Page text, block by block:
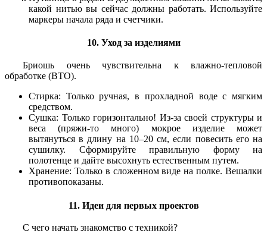
какой нитью вы сейчас должны работать. Используйте
маркеры начала ряда и счетчики.
10. Уход за изделиями
Бриошь очень чувствительна к влажно-тепловой
обработке (ВТО).
Стирка: Только ручная, в прохладной воде с мягким
средством.
Сушка: Только горизонтально! Из-за своей структуры и
веса (пряжи-то много) мокрое изделие может
вытянуться в длину на 10–20 см, если повесить его на
сушилку. Сформируйте правильную форму на
полотенце и дайте высохнуть естественным путем.
Хранение: Только в сложенном виде на полке. Вешалки
противопоказаны.
11. Идеи для первых проектов
С чего начать знакомство с техникой?